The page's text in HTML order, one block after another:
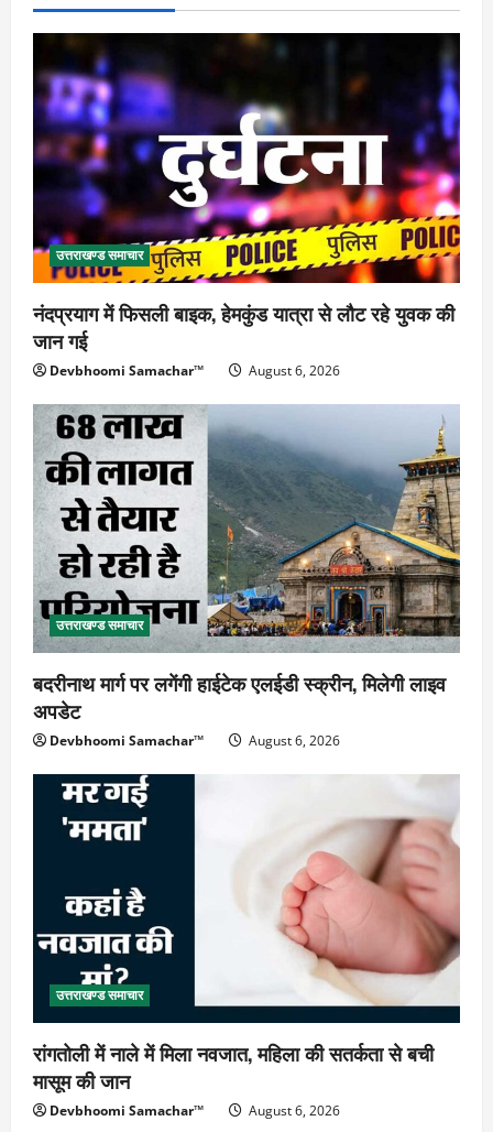
उत्तराखण्ड समाचार
नंदप्रयाग में फिसली बाइक, हेमकुंड यात्रा से लौट रहे युवक की
जान गई
Devbhoomi Samachar™ August 6, 2026
उत्तराखण्ड समाचार
बदरीनाथ मार्ग पर लगेंगी हाईटेक एलईडी स्क्रीन, मिलेगी लाइव
अपडेट
Devbhoomi Samachar™ August 6, 2026
उत्तराखण्ड समाचार
रांगतोली में नाले में मिला नवजात, महिला की सतर्कता से बची
मासूम की जान
Devbhoomi Samachar™ August 6, 2026